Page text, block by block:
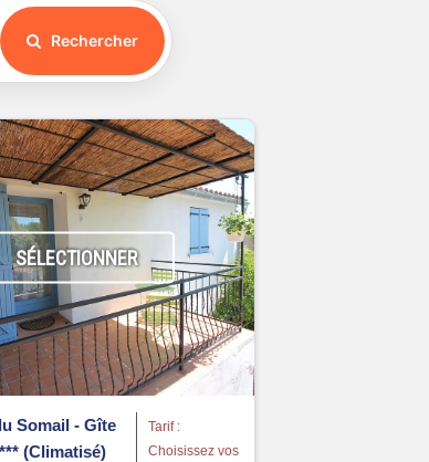
Rechercher
SÉLECTIONNER
Somail - Gîte
(Climatisé)
Tarif :
Choisissez vos